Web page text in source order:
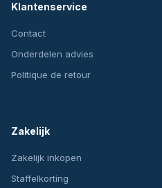
Klantenservice
Contact
Onderdelen advies
Politique de retour
Zakelijk
Zakelijk inkopen
Staffelkorting